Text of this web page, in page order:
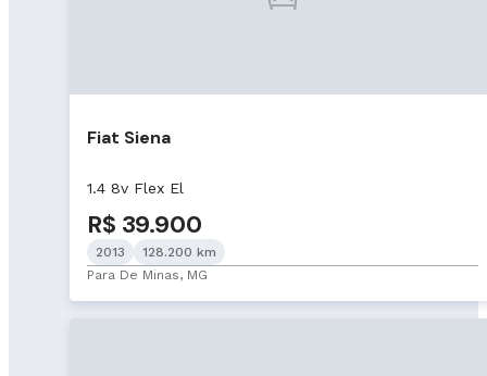
Fiat Siena
1.4 8v Flex El
R$ 39.900
2013
128.200 km
Para De Minas, MG